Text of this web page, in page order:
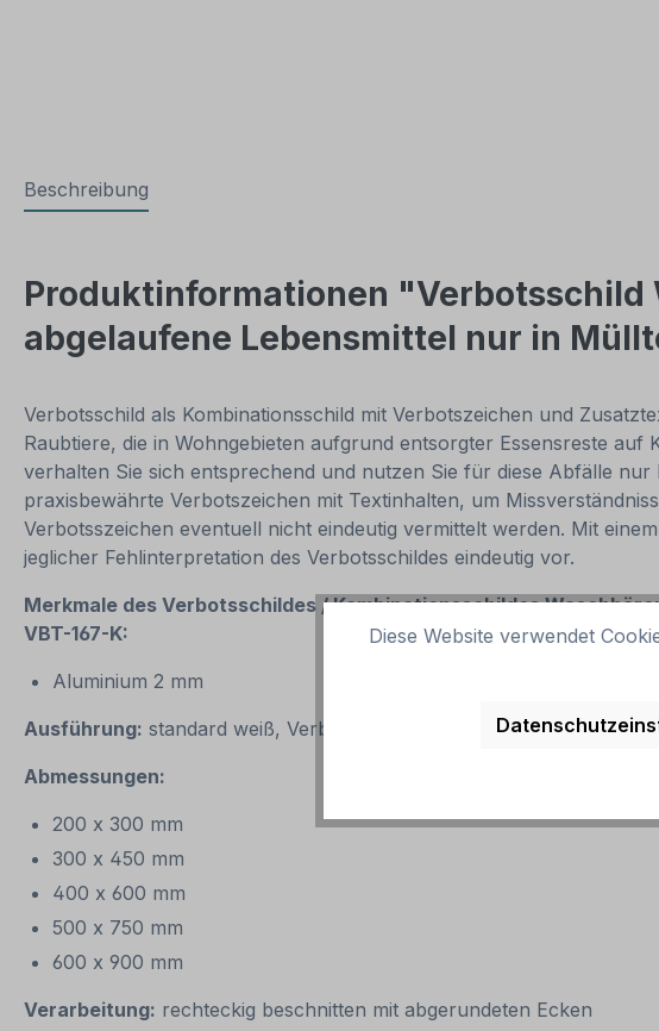
Beschreibung
Produktinformationen
abgelaufene Lebensmittel nur in
Verbotsschild als Kombinationsschild mit Verbotszeichen und
Raubtiere, die in Wohngebieten aufgrund entsorgter Essensreste
verhalten Sie sich entsprechend und nutzen Sie für diese Abfälle
praxisbewährte Verbotszeichen mit Textinhalten, um
Verbotsszeichen eventuell nicht eindeutig vermittelt werden. Mit
jeglicher Fehlinterpretation des Verbotsschildes eindeutig vor.
Merkmale des Verbotsschildes / Kombinationsschildes
VBT-167-K:
Aluminium 2 mm
Ausführung: standard weiß, Verbotssymbol rot/schwarz, schwarzer
Abmessungen:
200 x 300 mm
300 x 450 mm
400 x 600 mm
500 x 750 mm
600 x 900 mm
Verarbeitung: rechteckig beschnitten mit abgerundeten Ecken
Diese Website verwendet